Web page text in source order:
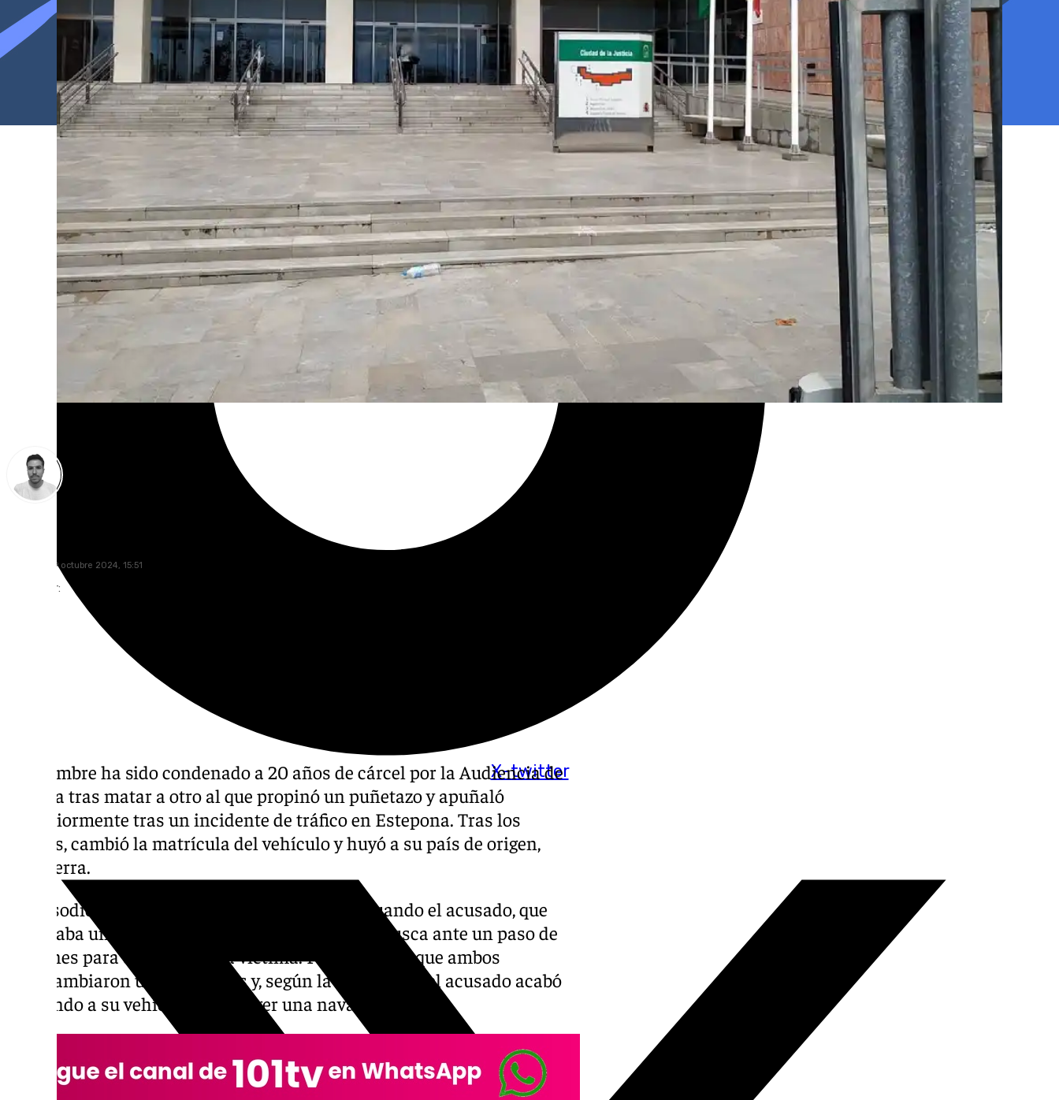
X-twitter
miércoles, 9 octubre 2024, 15:51
Compartir:
Un hombre ha sido condenado a 20 años de cárcel por la Audiencia de
Málaga tras matar a otro al que propinó un puñetazo y apuñaló
posteriormente tras un incidente de tráfico en Estepona. Tras los
hechos, cambió la matrícula del vehículo y huyó a su país de origen,
Inglaterra.
El episodio tuvo lugar en noviembre de 2020, cuando el acusado, que
manejaba un coche de alquiler, frenó de forma brusca ante un paso de
peatones para que cruzase la víctima. Fue entonces que ambos
intercambiaron unas palabras y, según la resolución, el acusado acabó
volviendo a su vehículo para coger una navaja.